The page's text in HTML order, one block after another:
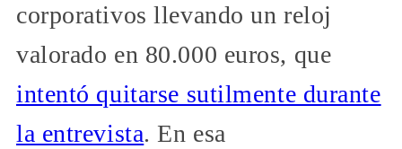
corporativos llevando un reloj
valorado en 80.000 euros, que
intentó quitarse sutilmente durante
la entrevista. En esa